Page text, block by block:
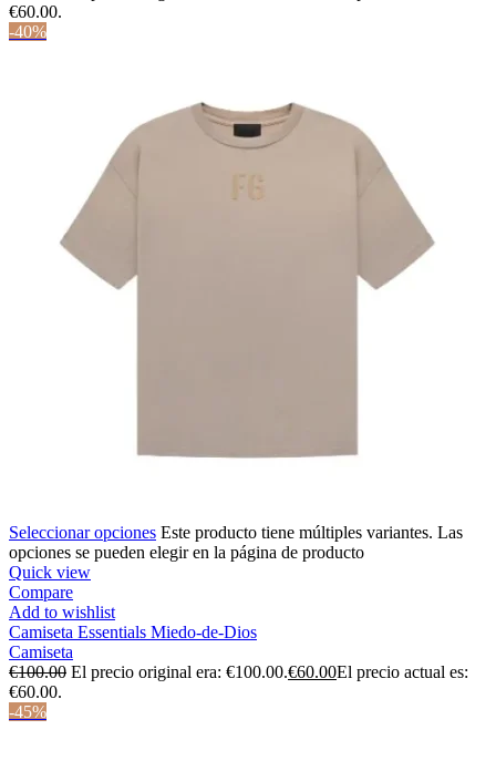
€60.00.
-40%
Seleccionar opciones Este producto tiene múltiples variantes. Las
opciones se pueden elegir en la página de producto
Quick view
Compare
Add to wishlist
Camiseta Essentials Miedo-de-Dios
Camiseta
€100.00 El precio original era: €100.00.€60.00El precio actual es:
€60.00.
-45%